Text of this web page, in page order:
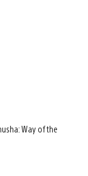
Way of the